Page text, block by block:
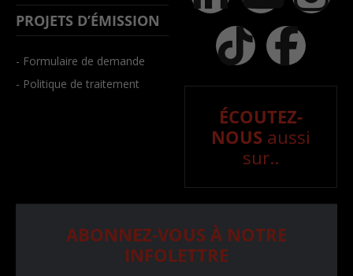
PROJETS D’ÉMISSION
- Formulaire de demande
- Politique de traitement
ÉCOUTEZ-
NOUS aussi
sur..
ABONNEZ-VOUS À NOTRE
INFOLETTRE